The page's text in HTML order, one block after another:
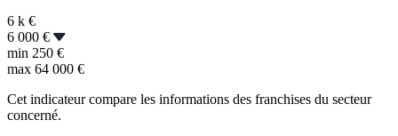
6 k €
6 000 €
min 250 €
max 64 000 €
Cet indicateur compare les informations des franchises du secteur
concerné.